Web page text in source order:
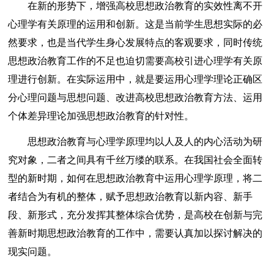
在新的形势下，增强高校思想政治教育的实效性离不开
心理学有关原理的运用和创新。这是当前学生思想实际的必
然要求，也是当代学生身心发展特点的客观要求，同时传统
思想政治教育工作的不足也迫切需要高校引进心理学有关原
理进行创新。在实际运用中，就是要运用心理学理论正确区
分心理问题与思想问题、改进高校思想政治教育方法、运用
个体差异理论加强思想政治教育的针对性。
思想政治教育与心理学原理均以人及人的内心活动为研
究对象，二者之间具有千丝万缕的联系。在我国社会全面转
型的新时期，如何在思想政治教育中运用心理学原理，将二
者结合为有机的整体，赋予思想政治教育以新内容、新手
段、新形式，充分发挥其整体综合优势，是高校在创新与完
善新时期思想政治教育的工作中，需要认真加以探讨解决的
现实问题。